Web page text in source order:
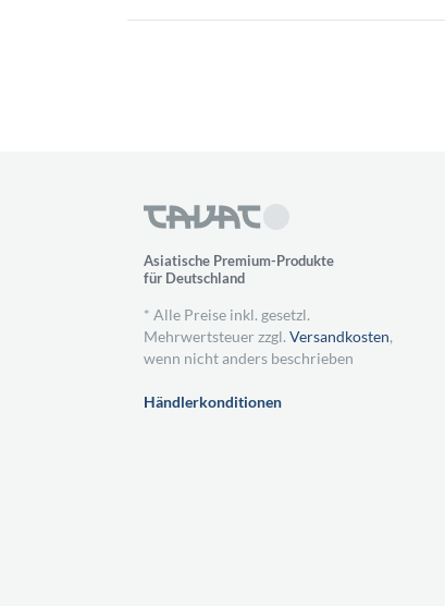
Asiatische Premium-Produkte
für Deutschland
* Alle Preise inkl. gesetzl.
Mehrwertsteuer zzgl. Versandkosten,
wenn nicht anders beschrieben
Händlerkonditionen